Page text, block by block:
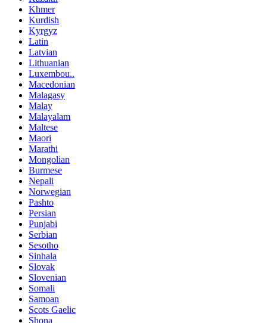
Khmer
Kurdish
Kyrgyz
Latin
Latvian
Lithuanian
Luxembou..
Macedonian
Malagasy
Malay
Malayalam
Maltese
Maori
Marathi
Mongolian
Burmese
Nepali
Norwegian
Pashto
Persian
Punjabi
Serbian
Sesotho
Sinhala
Slovak
Slovenian
Somali
Samoan
Scots Gaelic
Shona